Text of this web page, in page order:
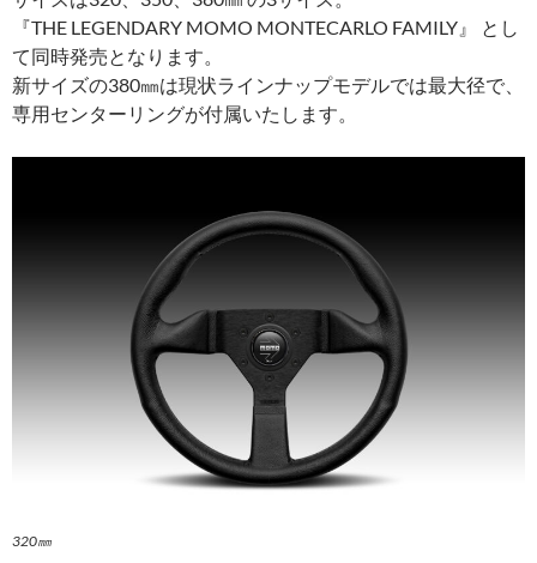
『THE LEGENDARY MOMO MONTECARLO FAMILY』 とし
て同時発売となります。
新サイズの380㎜は現状ラインナップモデルでは最大径で、
専用センターリングが付属いたします。
320㎜